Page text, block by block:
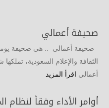
صحيفة أعمالي
صحيفة أعمالي .. هي صحيفة
الثقافة والإعلام السعودية،
أعمالي اقرأ المزيد
أوامر الأداء وفقاً لنظام